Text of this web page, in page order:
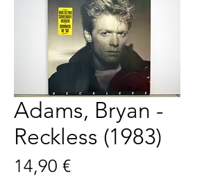
Adams, Bryan -
Reckless (1983)
14,90 €Preis